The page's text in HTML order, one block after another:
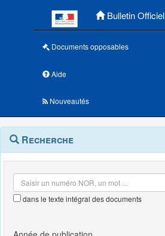
Bulletin Officiel
Documents opposables
Aide
Nouveautés
Navigation
outils
Menu
contextuel
Recherche
dans le texte intégral des documents